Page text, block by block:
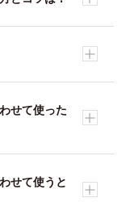
せて使った
せて使うと